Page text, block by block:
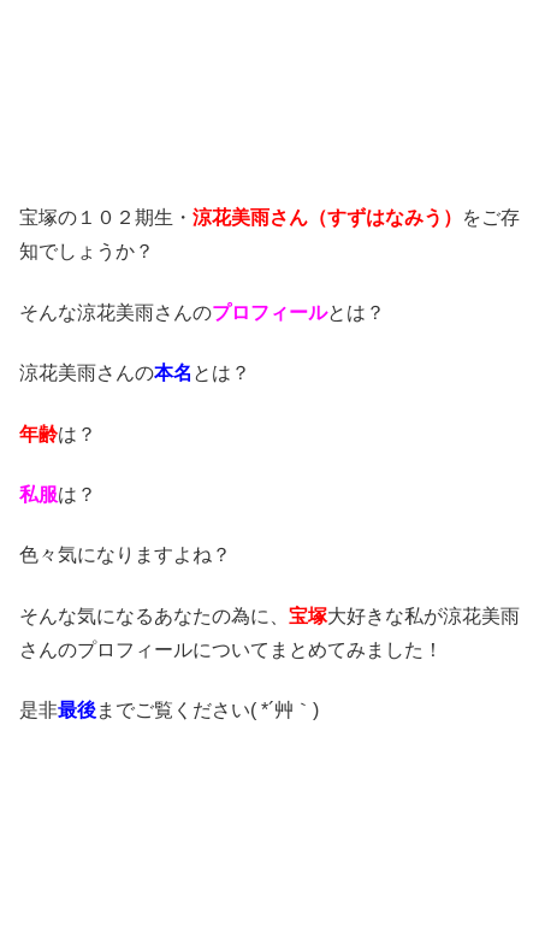
宝塚の１０２期生・ 涼花美雨さん（すずはなみう）
をご存
知でしょうか？
そんな涼花美雨さんのプロフィールとは？
涼花美雨さんの本名 とは？
年齢は？
私服は？
色々気になりますよね？
そんな気になるあなたの為に、 宝塚大好きな私が涼花美雨
さんのプロフィールについてまとめてみました！
是非最後までご覧ください( *´艸｀)